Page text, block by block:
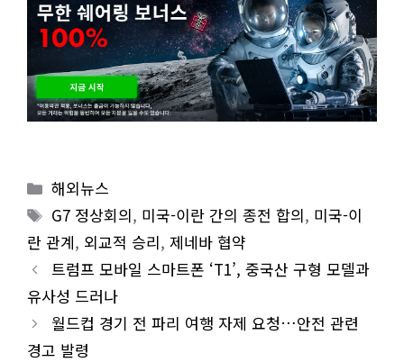
Categories
해외뉴스
Tags
G7 정상회의, 미국-이란 간의 종전 합의, 미국-이
란 관계, 외교적 승리, 제네바 협약
트럼프 모바일 스마트폰 ‘T1’, 중국산 구형 모델과
유사성 드러나
월드컵 경기 전 파리 여행 자제 요청…안전 관련
경고 발령